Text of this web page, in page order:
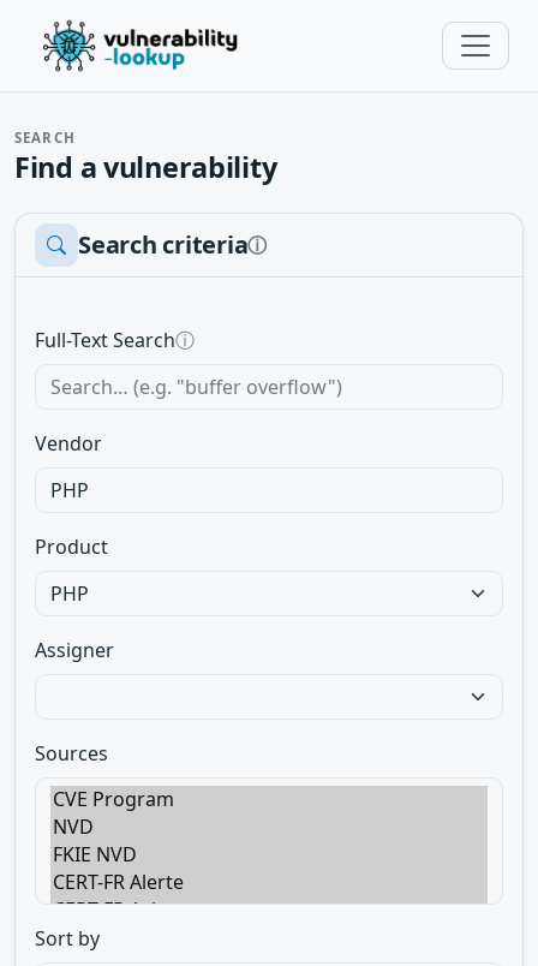
SEARCH
Find a vulnerability
Search criteriaⓘ
Full-Text Searchⓘ
Vendor
Product
Assigner
Sources
Sort by